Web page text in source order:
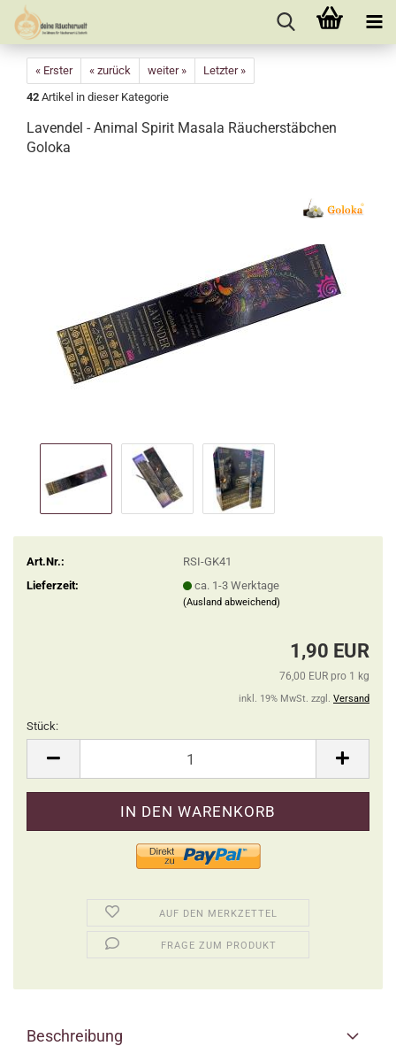
« Erster « zurück weiter »
Letzter »
42 Artikel in dieser Kategorie
Lavendel - Animal Spirit Masala Räucherstäbchen
Goloka
Art.Nr.:
RSI-GK41
Lieferzeit:
ca. 1-3 Werktage
(Ausland abweichend)
1,90 EUR
76,00 EUR pro 1 kg
inkl. 19% MwSt. zzgl. Versand
Stück:
AUF DEN MERKZETTEL
FRAGE ZUM PRODUKT
Beschreibung